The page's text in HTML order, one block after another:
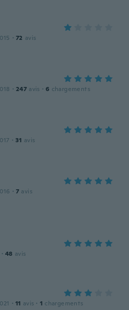
· 72 avis
· 247 avis · 6 chargements
· 31 avis
· 7 avis
· 48 avis
· 11 avis · 1 chargements